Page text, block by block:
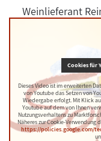
Weinlieferant
Cookies für
Dieses Video ist im erweiterten
von Youtube das Setzen von
Wiedergabe erfolgt. Mit Klick
Youtube auf dem von Ihnen
Nutzungsverhaltens zu
Näheres zur Cookie-Verwendung
https://policies.google.com/